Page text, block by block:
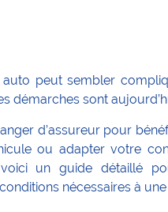
auto peut sembler
démarches sont
d’assureur pour
ou adapter votre
voici un guide détaillé
nécessaires à